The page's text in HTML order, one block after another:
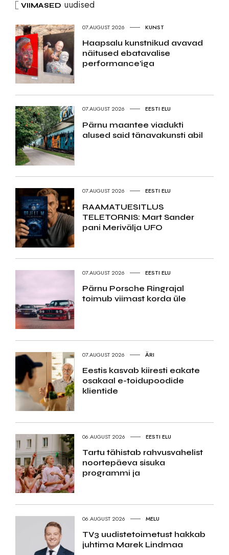
VIIMASED uudised
07.AUGUST 2026 KUNST
Haapsalu kunstnikud avavad
näitused ebatavalise
performance’iga
07.AUGUST 2026 EESTI ELU
Pärnu maantee viadukti
alused said tänavakunsti abil
07.AUGUST 2026 EESTI ELU
RAAMATUESITLUS
TELETORNIS: Mart Sander
pani Merivälja UFO
07.AUGUST 2026 EESTI ELU
Pärnu Porsche Ringrajal
toimub viimast korda üle
07.AUGUST 2026 ÄRI
Eestis kasvab kiiresti eakate
osakaal e-toidupoodide
klientide
06.AUGUST 2026 EESTI ELU
Tartu tähistab rahvusvahelist
noortepäeva sisuka
programmi ja
06.AUGUST 2026 MELU
TV3 uudistetoimetust hakkab
juhtima Marek Lindmaa